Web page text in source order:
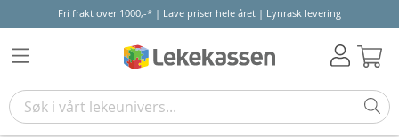
Fri frakt over 1000,-* | Lave priser hele året | Lynrask levering